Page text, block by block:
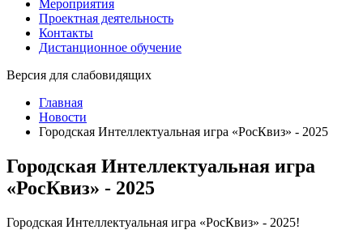
Мероприятия
Проектная деятельность
Контакты
Дистанционное обучение
Версия для слабовидящих
Главная
Новости
Городская Интеллектуальная игра «РосКвиз» - 2025
Городская Интеллектуальная игра
«РосКвиз» - 2025
Городская Интеллектуальная игра «РосКвиз» - 2025!